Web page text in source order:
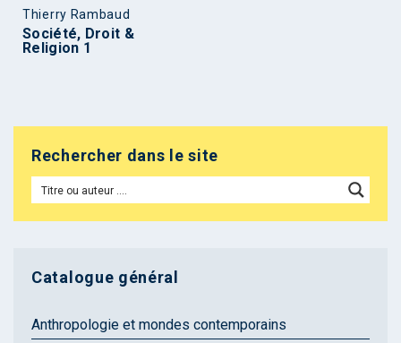
Thierry Rambaud
Société, Droit &
Religion 1
Rechercher dans le site
Catalogue général
Anthropologie et mondes contemporains